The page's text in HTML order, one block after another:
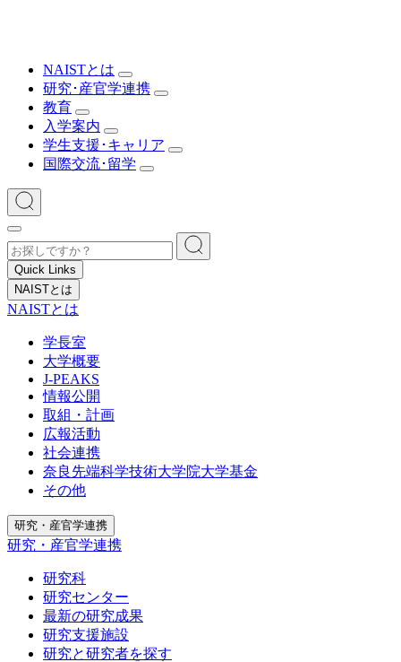
NAISTとは
研究･産官学連携
教育
入学案内
学生支援･キャリア
国際交流･留学
Quick Links
NAISTとは
NAISTとは
学長室
大学概要
J-PEAKS
情報公開
取組・計画
広報活動
社会連携
奈良先端科学技術大学院大学基金
その他
研究・産官学連携
研究・産官学連携
研究科
研究センター
最新の研究成果
研究支援施設
研究と研究者を探す